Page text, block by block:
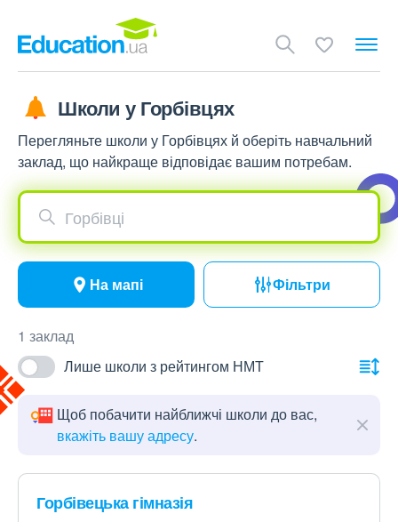
Школи у Горбівцях
Перегляньте школи у Горбівцях й оберіть навчальний
заклад, що найкраще відповідає вашим потребам.
Горбівці
На мапі Фільтри
1 заклад
Лише школи з рейтингом НМТ
Щоб побачити найближчі школи до вас,
вкажіть вашу адресу.
Горбівецька гімназія